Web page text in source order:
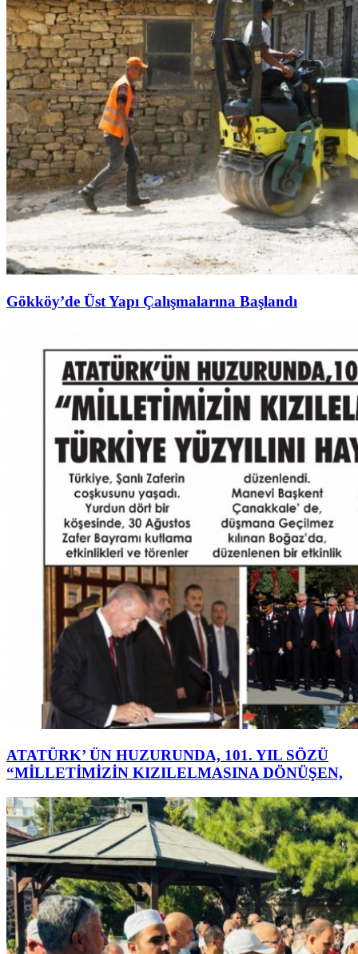
Gökköy’de Üst Yapı Çalışmalarına Başlandı
ATATÜRK’ ÜN HUZURUNDA, 101. YIL SÖZÜ
“MİLLETİMİZİN KIZILELMASINA DÖNÜŞEN,